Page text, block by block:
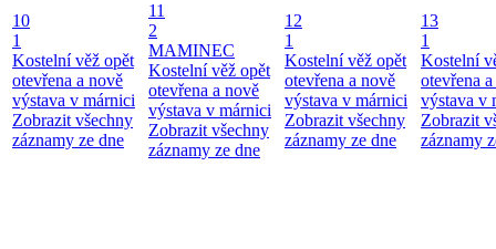
10
1
Kostelní věž opět
otevřena a nově
výstava v márnici
Zobrazit všechny
záznamy ze dne
11
2
MAMINEC
Kostelní věž opět
otevřena a nově
výstava v márnici
Zobrazit všechny
záznamy ze dne
12
1
Kostelní věž opět
otevřena a nově
výstava v márnici
Zobrazit všechny
záznamy ze dne
13
1
Kostelní
otevřena
výstava v
Zobrazit
záznamy